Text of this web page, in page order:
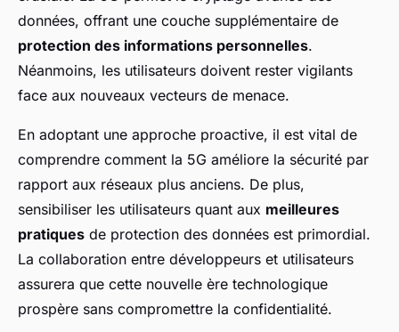
données, offrant une couche supplémentaire de
protection des informations personnelles.
Néanmoins, les utilisateurs doivent rester vigilants
face aux nouveaux vecteurs de menace.
En adoptant une approche proactive, il est vital de
comprendre comment la 5G améliore la sécurité par
rapport aux réseaux plus anciens. De plus,
sensibiliser les utilisateurs quant aux meilleures
pratiques de protection des données est primordial.
La collaboration entre développeurs et utilisateurs
assurera que cette nouvelle ère technologique
prospère sans compromettre la confidentialité.